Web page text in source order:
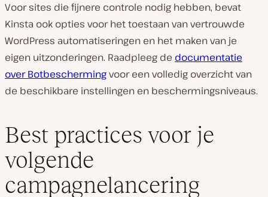
Voor sites die fijnere controle nodig hebben, bevat
Kinsta ook opties voor het toestaan van vertrouwde
WordPress automatiseringen en het maken van je
eigen uitzonderingen. Raadpleeg de documentatie
over Botbeschermingvoor een volledig overzicht van
de beschikbare instellingen en beschermingsniveaus.
Best practices voor je
volgende
campagnelancering